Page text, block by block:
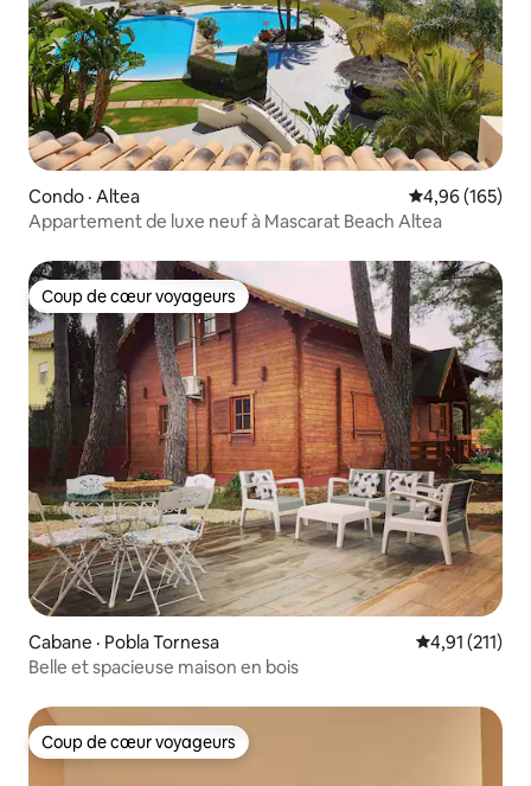
Condo · Altea Note
4,96 (165)
Appartement de luxe neuf à Mascarat Beach Altea
Coup de cœur voyageurs
Coup de cœur voyageurs
Cabane · Pobla Tornesa Note
4,91 (211)
Belle et spacieuse maison en bois
Coup de cœur voyageurs
Coup de cœur voyageurs